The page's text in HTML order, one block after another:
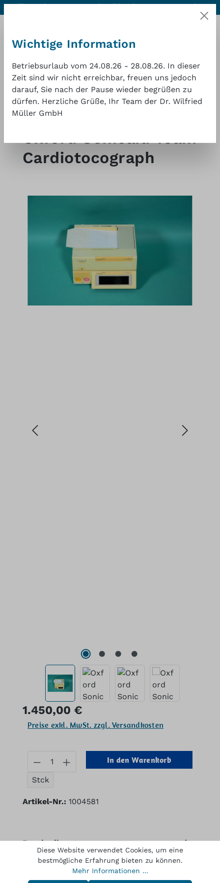
Hilfe & Kontakt
Hervorragende Qualität zu einem
1 Jahr
Shop Gynäkologie
Oxford Sonicaid Team
Cardiotocograph
Regulärer Preis:
1.450,00 €
Preise exkl. MwSt. zzgl. Versandkosten
Produkt Anzahl: Gib den
Stck
In den Warenkorb
Artikel-Nr.: 1004581
Beschreibung
SONICAID Team Duo Cardiotocograph Inkl.
Thermodrucker und 2x Ultraschallsonde
Diese Website verwendet Cookies, um eine
bestmögliche Erfahrung bieten zu können.
Mehr Informationen ...
Wichtige Information
Betriebsurlaub vom 24.08.26 - 28.08.26. In dieser
Zeit sind wir nicht erreichbar, freuen uns jedoch
darauf, Sie nach der Pause wieder begrüßen zu
dürfen. Herzliche Grüße, Ihr Team der Dr. Wilfried
Müller GmbH